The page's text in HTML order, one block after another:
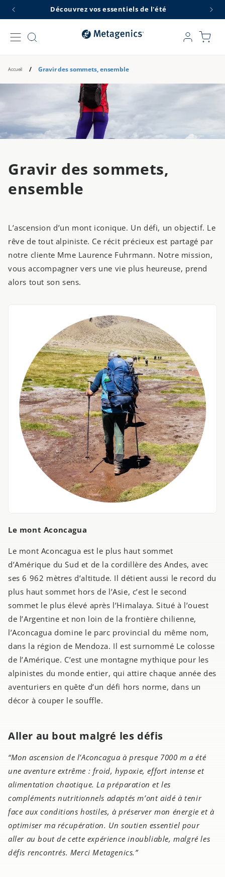
passer
au
Découvrez vos essentiels de l'été
Connexion
Panier
Accueil / Gravir des sommets, ensemble
Gravir des sommets,
ensemble
L’ascension d’un mont iconique. Un défi, un objectif. Le
rêve de tout alpiniste. Ce récit précieux est partagé par
notre cliente Mme Laurence Fuhrmann. Notre mission,
vous accompagner vers une vie plus heureuse, prend
alors tout son sens.
Le mont Aconcagua
Le mont Aconcagua est le plus haut sommet
d’Amérique du Sud et de la cordillère des Andes, avec
ses 6 962 mètres d’altitude. Il détient aussi le record du
plus haut sommet hors de l’Asie, c’est le second
sommet le plus élevé après l’Himalaya. Situé à l’ouest
de l’Argentine et non loin de la frontière chilienne,
l’Aconcagua domine le parc provincial du même nom,
dans la région de Mendoza. Il est surnommé Le colosse
de l’Amérique. C’est une montagne mythique pour les
alpinistes du monde entier, qui attire chaque année des
aventuriers en quête d’un défi hors norme, dans un
décor à couper le souffle.
Aller au bout malgré les défis
“Mon ascension de l’Aconcagua à presque 7000 m a été
une aventure extrême : froid, hypoxie, effort intense et
alimentation chaotique. La préparation et les
compléments nutritionnels adaptés m’ont aidé à tenir
face aux conditions hostiles, à préserver mon énergie et à
optimiser ma récupération. Un soutien essentiel pour
aller au bout de cette expérience inoubliable, malgré les
défis rencontrés. Merci Metagenics.”